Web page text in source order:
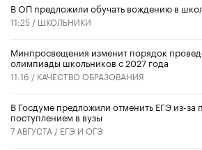
В ОП предложили обучать вождению в
11:25 / ШКОЛЬНИКИ
Минпросвещения изменит порядок
олимпиады школьников с 2027 года
11:16 / КАЧЕСТВО ОБРАЗОВАНИЯ
В Госдуме предложили отменить ЕГЭ из-за
поступлением в вузы
7 АВГУСТА / ЕГЭ И ОГЭ